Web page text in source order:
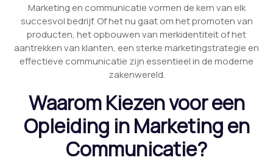
Marketing en communicatie vormen de kern van elk
succesvol bedrijf. Of het nu gaat om het promoten van
producten, het opbouwen van merkidentiteit of het
aantrekken van klanten, een sterke marketingstrategie en
effectieve communicatie zijn essentieel in de moderne
zakenwereld.
Waarom Kiezen voor een
Opleiding in Marketing en
Communicatie?